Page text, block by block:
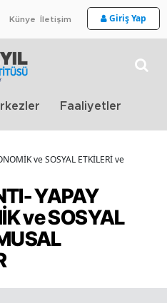
Künye İletişim Giriş Yap
Faaliyetler
ve SOSYAL ETKİLERİ ve
YAPAY
ve SOSYAL